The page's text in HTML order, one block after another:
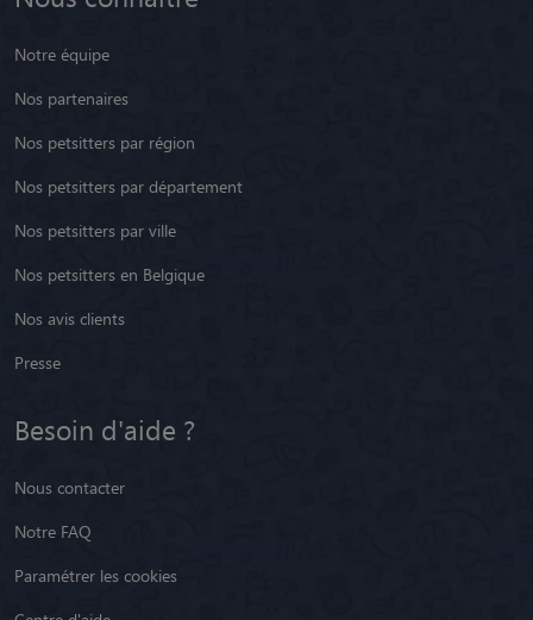
Notre équipe
Nos partenaires
Nos petsitters par région
Nos petsitters par département
Nos petsitters par ville
Nos petsitters en Belgique
Nos avis clients
Presse
Besoin d'aide ?
Nous contacter
Notre FAQ
Paramétrer les cookies